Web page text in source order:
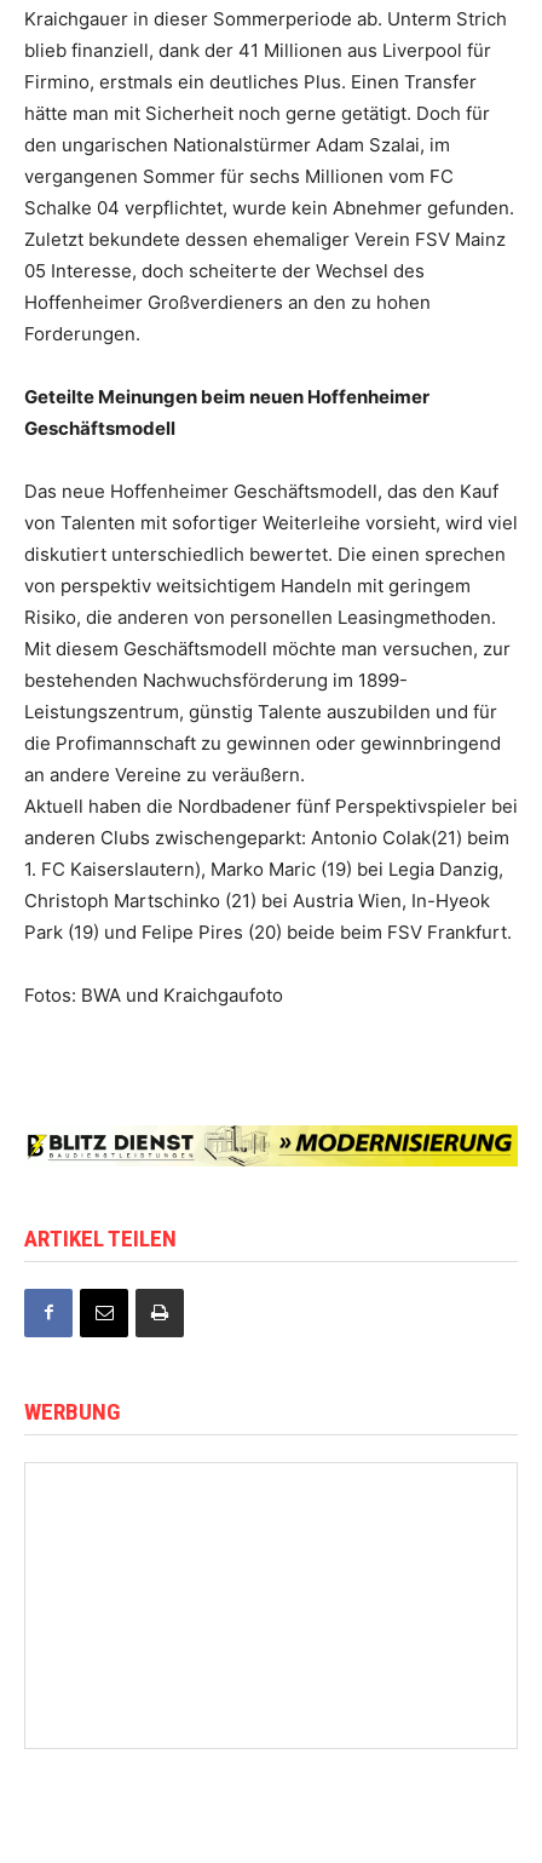
Kraichgauer in dieser Sommerperiode ab. Unterm Strich
blieb finanziell, dank der 41 Millionen aus Liverpool für
Firmino, erstmals ein deutliches Plus. Einen Transfer
hätte man mit Sicherheit noch gerne getätigt. Doch für
den ungarischen Nationalstürmer Adam Szalai, im
vergangenen Sommer für sechs Millionen vom FC
Schalke 04 verpflichtet, wurde kein Abnehmer gefunden.
Zuletzt bekundete dessen ehemaliger Verein FSV Mainz
05 Interesse, doch scheiterte der Wechsel des
Hoffenheimer Großverdieners an den zu hohen
Forderungen.
Geteilte Meinungen beim neuen Hoffenheimer
Geschäftsmodell
Das neue Hoffenheimer Geschäftsmodell, das den Kauf
von Talenten mit sofortiger Weiterleihe vorsieht, wird viel
diskutiert unterschiedlich bewertet. Die einen sprechen
von perspektiv weitsichtigem Handeln mit geringem
Risiko, die anderen von personellen Leasingmethoden.
Mit diesem Geschäftsmodell möchte man versuchen, zur
bestehenden Nachwuchsförderung im 1899-
Leistungszentrum, günstig Talente auszubilden und für
die Profimannschaft zu gewinnen oder gewinnbringend
an andere Vereine zu veräußern.
Aktuell haben die Nordbadener fünf Perspektivspieler bei
anderen Clubs zwischengeparkt: Antonio Colak(21) beim
1. FC Kaiserslautern), Marko Maric (19) bei Legia Danzig,
Christoph Martschinko (21) bei Austria Wien, In-Hyeok
Park (19) und Felipe Pires (20) beide beim FSV Frankfurt.
Fotos: BWA und Kraichgaufoto
ARTIKEL TEILEN
WERBUNG